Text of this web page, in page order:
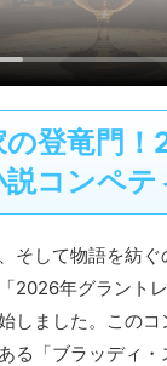
の登竜門
説コンペ
そして物語を紡
2026年グラント
しました。この
る「ブラッディ